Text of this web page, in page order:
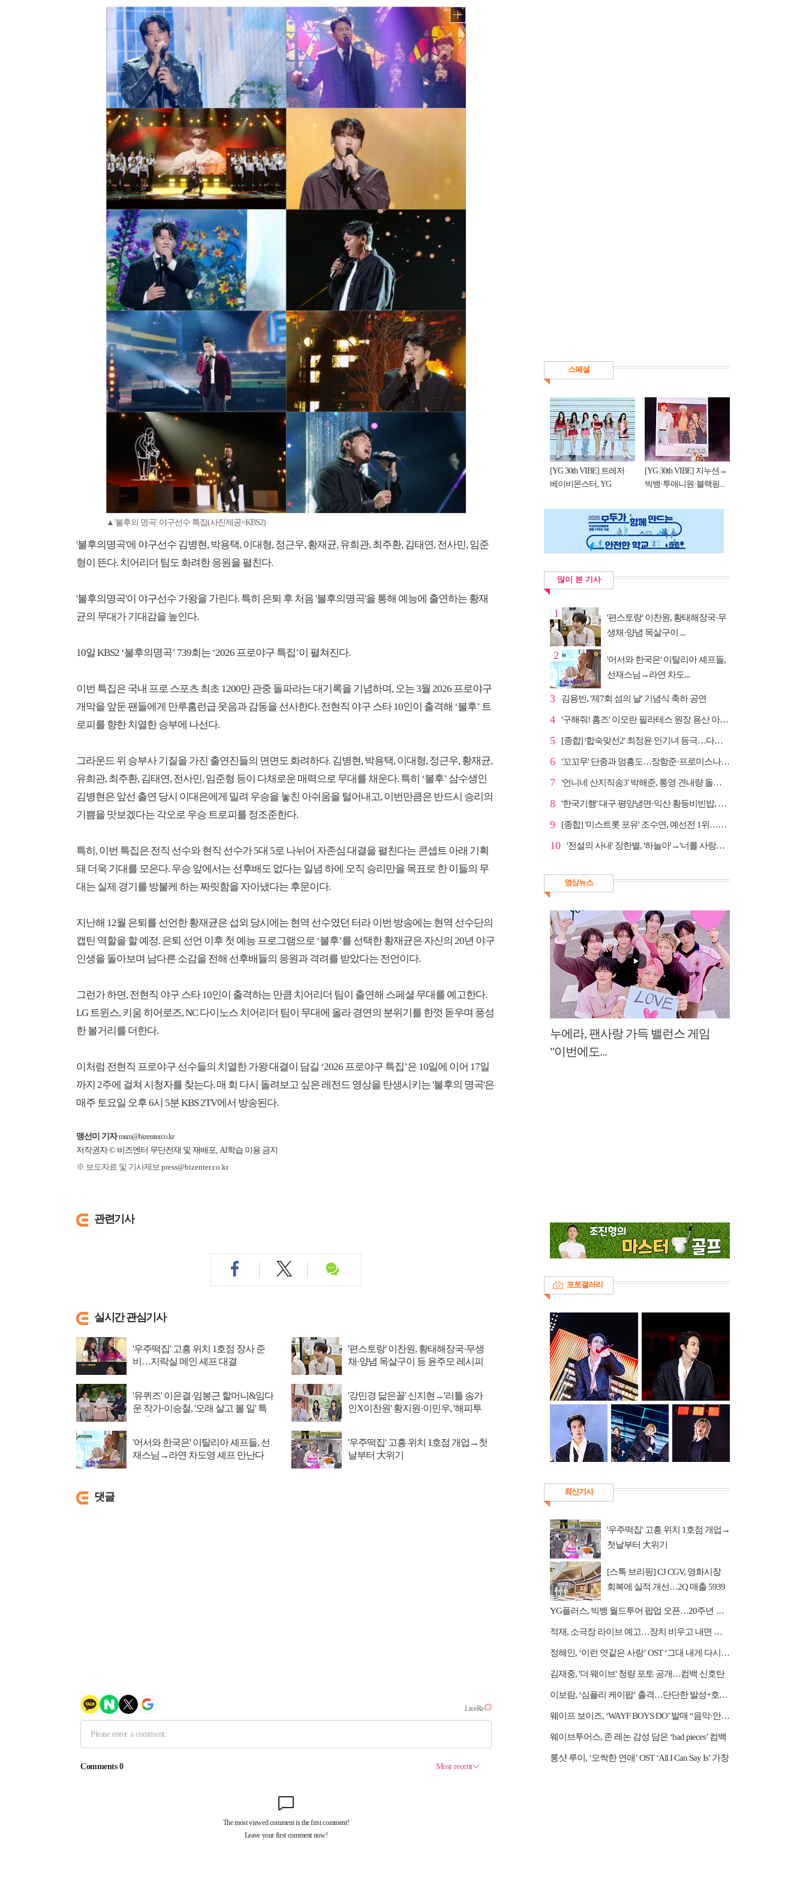
▲'불후의 명곡' 야구선수 특집(사진제공=KBS2)
'불후의명곡'에 야구선수 김병현, 박용택, 이대형, 정근우, 황재균, 유희관, 최주환, 김태연, 전사민, 임준
형이 뜬다. 치어리더 팀도 화려한 응원을 펼친다.
'불후의명곡'이 야구선수 가왕을 가린다. 특히 은퇴 후 처음 '불후의명곡'을 통해 예능에 출연하는 황재
균의 무대가 기대감을 높인다.
10일 KBS2 ‘불후의명곡’ 739회는 ‘2026 프로야구 특집’이 펼쳐진다.
이번 특집은 국내 프로 스포츠 최초 1200만 관중 돌파라는 대기록을 기념하며, 오는 3월 2026 프로야구
개막을 앞둔 팬들에게 만루홈런급 웃음과 감동을 선사한다. 전현직 야구 스타 10인이 출격해 ‘불후’ 트
로피를 향한 치열한 승부에 나선다.
그라운드 위 승부사 기질을 가진 출연진들의 면면도 화려하다. 김병현, 박용택, 이대형, 정근우, 황재균,
유희관, 최주환, 김태연, 전사민, 임준형 등이 다채로운 매력으로 무대를 채운다. 특히 ‘불후’ 삼수생인
김병현은 앞선 출연 당시 이대은에게 밀려 우승을 놓친 아쉬움을 털어내고, 이번만큼은 반드시 승리의
기쁨을 맛보겠다는 각오로 우승 트로피를 정조준한다.
특히, 이번 특집은 전직 선수와 현직 선수가 5대 5로 나뉘어 자존심 대결을 펼친다는 콘셉트 아래 기획
돼 더욱 기대를 모은다. 우승 앞에서는 선후배도 없다는 일념 하에 오직 승리만을 목표로 한 이들의 무
대는 실제 경기를 방불케 하는 짜릿함을 자아냈다는 후문이다.
지난해 12월 은퇴를 선언한 황재균은 섭외 당시에는 현역 선수였던 터라 이번 방송에는 현역 선수단의
캡틴 역할을 할 예정. 은퇴 선언 이후 첫 예능 프로그램으로 ‘불후’를 선택한 황재균은 자신의 20년 야구
인생을 돌아보며 남다른 소감을 전해 선후배들의 응원과 격려를 받았다는 전언이다.
그런가 하면, 전현직 야구 스타 10인이 출격하는 만큼 치어리더 팀이 출연해 스페셜 무대를 예고한다.
LG 트윈스, 키움 히어로즈, NC 다이노스 치어리더 팀이 무대에 올라 경연의 분위기를 한껏 돋우며 풍성
한 볼거리를 더한다.
이처럼 전현직 프로야구 선수들의 치열한 가왕 대결이 담길 ‘2026 프로야구 특집’은 10일에 이어 17일
까지 2주에 걸쳐 시청자를 찾는다. 매 회 다시 돌려보고 싶은 레전드 영상을 탄생시키는 '불후의 명곡'은
매주 토요일 오후 6시 5분 KBS 2TV에서 방송된다.
맹선미 기자 msm@bizenter.co.kr
저작권자 © 비즈엔터 무단전재 및 재배포, AI학습 이용 금지
※ 보도자료 및 기사제보 press@bizenter.co.kr
관련기사
실시간 관심기사
'우주떡집' 고흥 위치 1호점 장사 준
비…지락실 메인 셰프 대결
'편스토랑' 이찬원, 황태해장국·무생
채·양념 목살구이 등 윤주모 레시피
'유퀴즈' 이은결·임봉근 할머니&임다
운 작가·이승철, '오래 살고 볼 일' 특
'강민경 닮은꼴' 신지현→'리틀 송가
인X이찬원' 황지원·이민우, '해피투
'어서와 한국은' 이탈리아 셰프들, 선
재스님→라연 차도영 셰프 만난다
'우주떡집' 고흥 위치 1호점 개업→첫
날부터 大위기
댓글
스페셜
[YG 30th VIBE] 트레저·
베이비몬스터, YG
[YG 30th VIBE] 지누션→
빅뱅·투애니원·블랙핑...
많이 본 기사
1
'편스토랑' 이찬원, 황태해장국·무
생채·양념 목살구이 ...
2
'어서와 한국은' 이탈리아 셰프들,
선재스님→라연 차도...
3 김용빈, '제7회 섬의 날' 기념식 축하 공연
4 '구해줘! 홈즈' 이모란 필라테스 원장 용산 아파트 방...
5 [종합] '합숙맞선2' 최정윤 인기녀 등극…다음주 마지막...
6 '꼬꼬무' 단종과 엄흥도…장항준·프로미스나인 이채영·...
7 '언니네 산지직송3' 박해준, 통영 견내량 돌미역 조업 ...
8 '한국기행' 대구 평양냉면·익산 황등비빈밥, 백년 식당...
9 [종합] '미스트롯 포유' 조수연, 예선전 1위…신윤승 지...
10 '전설의 사내' 장한별, '하늘아'→'너를 사랑하고도' 명...
영상뉴스
누에라, 팬사랑 가득 밸런스 게임
"이번에도...
포토갤러리
최신기사
'우주떡집' 고흥 위치 1호점 개업→
첫날부터 大위기
[스톡 브리핑] CJ CGV, 영화시장
회복에 실적 개선…2Q 매출 5939
YG플러스, 빅뱅 월드투어 팝업 오픈…20주년 응원봉 공개
적재, 소극장 라이브 예고…장치 비우고 내면 채운다
정해인, ‘이런 엿같은 사랑’ OST ‘그대 내게 다시’ 리메이크 가창
김재중, '더 웨이브' 청량 포토 공개…컴백 신호탄
이보람, ‘심플리 케이팝’ 출격…단단한 발성+호소력 짙은 음색 무대 압도
웨이프 보이즈, ‘WAYF BOYS DO’ 발매 “음악·안무·비주얼 직접 참여”
웨이브투어스, 존 레논 감성 담은 ‘bad pieces’ 컴백
롱샷 루이, ‘오싹한 연애’ OST ‘All I Can Say Is’ 가창